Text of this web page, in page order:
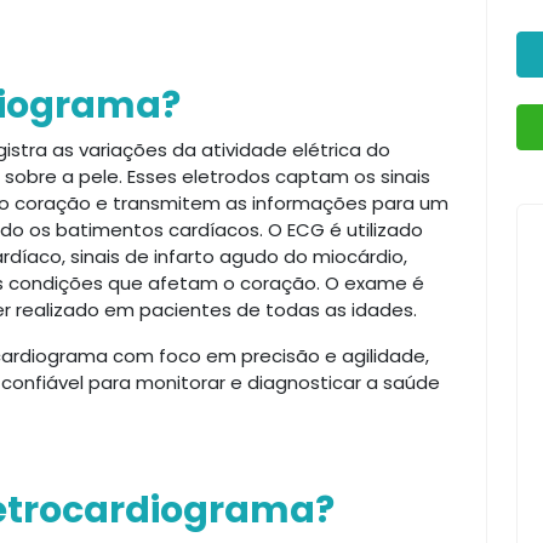
as variações da atividade elétrica do
a pele. Esses eletrodos captam os sinais
coração e transmitem as informações para um
os batimentos cardíacos. O ECG é utilizado
sinais de infarto agudo do miocárdio,
que afetam o coração. O exame é
realizado em pacientes de todas as idades.
com foco em precisão e agilidade,
para monitorar e diagnosticar a saúde